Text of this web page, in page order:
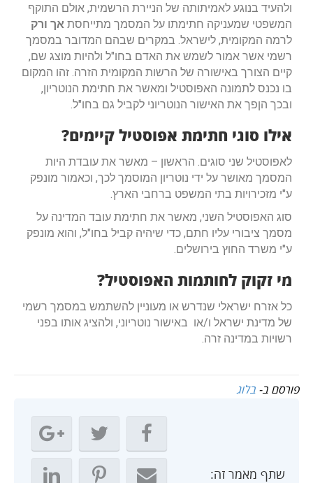
ולהעיד בנוגע לאמיתותה של הניירת הרשמית, אולם התוקף
המשפטי שמעניקה חתימתו על המסמך מתייחסת אך ורק
לרמה המקומית, לישראל. במקרים שבהם המדובר במסמך
רשמי אשר אמור לשמש את האדם בחו"ל ולהיות מוצג שם,
קיים הצורך באישורה של הרשות המקומית הזרה. זהו המקום
בו נכנס לתמונה האפוסטיל ומאשר את חתימת הנוטריון,
ובכך הןפך את האישור הנוטריוני לקביל גם בחו"ל.
אילו סוגי חתימת אפוסטיל קיימים?
לאפוסטיל שני סוגים. הראשון – מאשר את עובדת היות
המסמך מאושר על ידי נוטריון המוסמך לכך, וכאמור מונפק
ע"י מזכירויות בתי המשפט ברחבי הארץ.
סוג האפוסטיל השני, מאשר את חתימת עובד המדינה על
מסמך ציבורי עליו חתם, כדי שיהיה קביל בחו"ל, והוא מונפק
ע"י משרד החוץ בירושלים.
מי זקוק לחותמות האפוסטיל?
כל אזרח ישראלי שנדרש או מעוניין להשתמש במסמך רשמי
של מדינת ישראל ו/או באישור נוטריוני, ולהציג אותו בפני
רשויות במדינה זרה.
פורסם ב- בלוג
שתף מאמר זה: